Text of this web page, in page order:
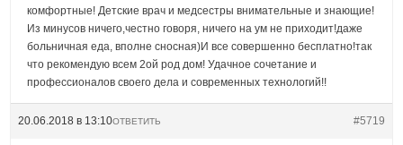
комфортные! Детские врач и медсестры внимательные и знающие!
Из минусов ничего,честно говоря, ничего на ум не приходит!даже
больничная еда, вполне сносная)И все совершенно бесплатно!так
что рекомендую всем 2ой род дом! Удачное сочетание и
профессионалов своего дела и современных технологий!!
20.06.2018 в 13:10 #5719
ОТВЕТИТЬ